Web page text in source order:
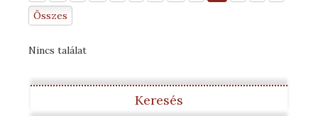
Összes
Nincs találat
Keresés